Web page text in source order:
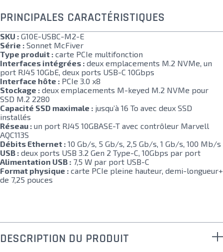
PRINCIPALES CARACTÉRISTIQUES
SKU : G10E-USBC-M2-E
Série : Sonnet McFiver
Type produit : carte PCIe multifonction
Interfaces intégrées : deux emplacements M.2 NVMe, un
port RJ45 10GbE, deux ports USB-C 10Gbps
Interface hôte : PCIe 3.0 x8
Stockage : deux emplacements M-keyed M.2 NVMe pour
SSD M.2 2280
Capacité SSD maximale : jusqu’à 16 To avec deux SSD
installés
Réseau : un port RJ45 10GBASE-T avec contrôleur Marvell
AQC113S
Débits Ethernet : 10 Gb/s, 5 Gb/s, 2,5 Gb/s, 1 Gb/s, 100 Mb/s
USB : deux ports USB 3.2 Gen 2 Type-C, 10Gbps par port
Alimentation USB : 7,5 W par port USB-C
Format physique : carte PCIe pleine hauteur, demi-longueur+
de 7,25 pouces
DESCRIPTION DU PRODUIT